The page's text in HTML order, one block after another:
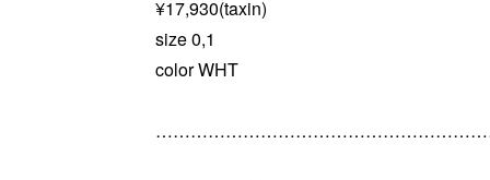
¥17,930(taxin)
size 0,1
color WHT